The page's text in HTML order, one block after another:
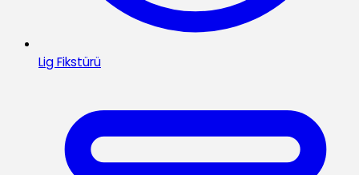
Lig Fikstürü